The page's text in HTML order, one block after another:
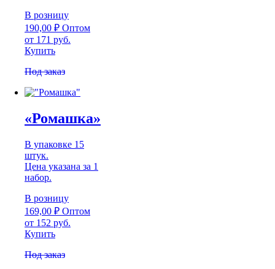
В розницу
190,00 ₽ Оптом
от 171 руб.
Купить
Под заказ
«Ромашка»
В упаковке 15
штук.
Цена указана за 1
набор.
В розницу
169,00 ₽ Оптом
от 152 руб.
Купить
Под заказ